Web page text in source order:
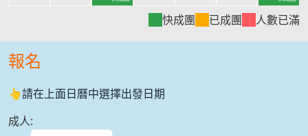
快成團 已成團 人數已滿
報名
👆請在上面日曆中選擇出發日期
成人: